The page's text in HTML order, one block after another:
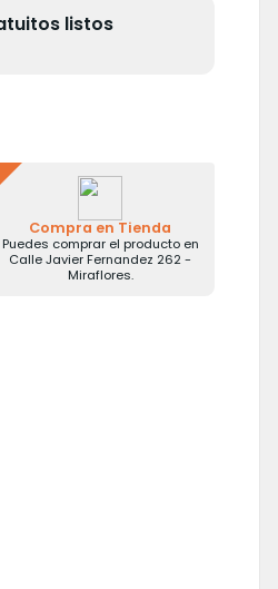
listos
Compra en Tienda
Puedes comprar el producto en
Calle Javier Fernandez 262 -
Miraflores.